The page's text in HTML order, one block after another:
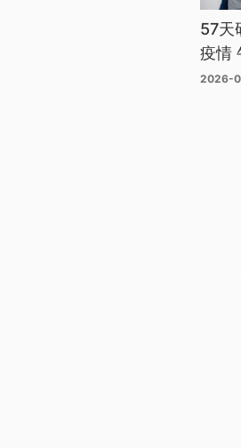
57天
疫情
2026-